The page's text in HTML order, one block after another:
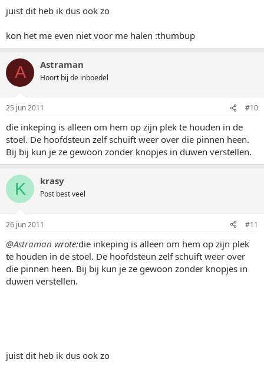
juist dit heb ik dus ook zo
kon het me even niet voor me halen :thumbup
A Astraman
Hoort bij de inboedel
25 jun 2011 #10
die inkeping is alleen om hem op zijn plek te houden in de
stoel. De hoofdsteun zelf schuift weer over die pinnen heen.
Bij bij kun je ze gewoon zonder knopjes in duwen verstellen.
K krasy
Post best veel
26 jun 2011 #11
@Astraman wrote:die inkeping is alleen om hem op zijn plek
te houden in de stoel. De hoofdsteun zelf schuift weer over
die pinnen heen. Bij bij kun je ze gewoon zonder knopjes in
duwen verstellen.
juist dit heb ik dus ook zo